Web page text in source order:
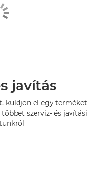
javítás
küldjön el egy terméket
szerviz- és javítási